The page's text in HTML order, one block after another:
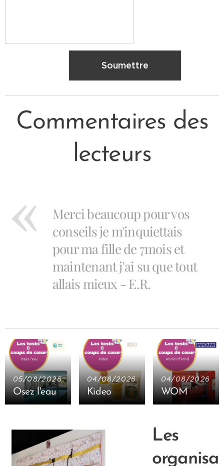
Soumettre
Commentaires des
lecteurs
Merci beaucoup pour vos
conseils je m'inquiettais
pour ma fille de 7mois et
maintenant j'ai su que tout
allais mieux - E.R.
05/08/2026
Osez l'eau
04/08/2026
Kideo
04/08/2026
WOM
Les